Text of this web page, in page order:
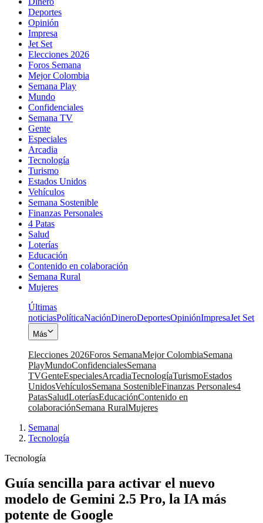
Deportes
Opinión
Impresa
Jet Set
Elecciones 2026
Foros Semana
Mejor Colombia
Semana Play
Mundo
Confidenciales
Semana TV
Gente
Especiales
Arcadia
Tecnología
Turismo
Estados Unidos
Vehículos
Semana Sostenible
Finanzas Personales
4 Patas
Salud
Loterías
Educación
Contenido en colaboración
Semana Rural
Mujeres
Últimas
noticiasPolíticaNaciónDineroDeportesOpiniónImpresaJet Set
Más
Elecciones 2026Foros SemanaMejor ColombiaSemana
PlayMundoConfidencialesSemana
TVGenteEspecialesArcadiaTecnologíaTurismoEstados
UnidosVehículosSemana SostenibleFinanzas Personales4
PatasSaludLoteríasEducaciónContenido en
colaboraciónSemana RuralMujeres
Semana|
Tecnología
Tecnología
Guía sencilla para activar el nuevo
modelo de Gemini 2.5 Pro, la IA más
potente de Google